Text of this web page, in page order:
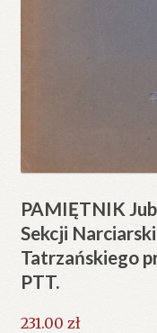
PAMIĘTNIK
Sekcji
Tatrzańskiego
PTT.
231.00 zł